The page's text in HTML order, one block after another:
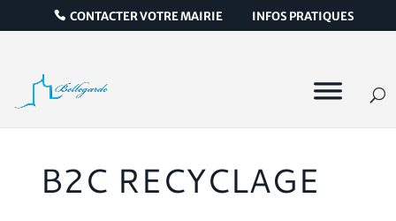
CONTACTER VOTRE MAIRIE INFOS PRATIQUES
B2C RECYCLAGE